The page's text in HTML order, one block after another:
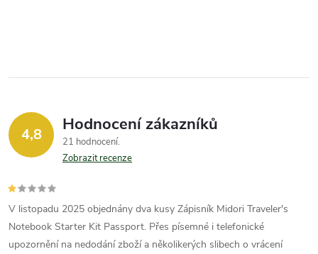
4,8 Hodnocení zákazníků
21 hodnocení
Zobrazit recenze
V listopadu 2025 objednány dva kusy Zápisník Midori Traveler's
Notebook Starter Kit Passport. Přes písemné i telefonické
upozornění na nedodání zboží a několikerých slibech o vrácení